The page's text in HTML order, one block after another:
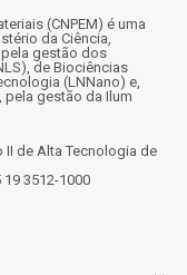
(CNPEM) é uma
da Ciência,
pela gestão dos
de Biociências
(LNNano) e,
gestão da Ilum
II de Alta Tecnologia de
19 3512-1000